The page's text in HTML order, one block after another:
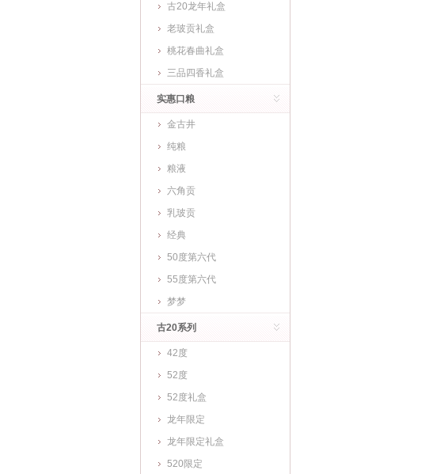
古20龙年礼盒
老玻贡礼盒
桃花春曲礼盒
三品四香礼盒
实惠口粮
金古井
纯粮
粮液
六角贡
乳玻贡
经典
50度第六代
55度第六代
梦梦
古20系列
42度
52度
52度礼盒
龙年限定
龙年限定礼盒
520限定